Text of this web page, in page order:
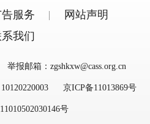
告服务
网站声明
我们
举报邮箱：zgshkxw@cass.org.cn
京ICP备11013869号
号